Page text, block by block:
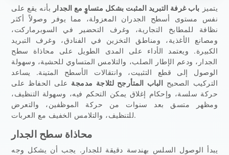
يتميز باب غرفة التبريد المثبت بشكل متساوٍ مع الجدار بأنه يقع على
نفس مستوى أسطح الجدران المعزولة، مما يوفر وصولاً أكثر
نظافة للمطابخ التجارية، وغرف التحضير في السوبرماركت،
ومصانع الأغذية، ومناطق التخزين في الفنادق، وغرف التبريد
الكبيرة. ويعتمد الأداء على المدى الطويل على محاذاة سطح
الجدار، ودعم الإطار الصلب، والتلامس المتساوي للحشية، وسهولة
الوصول إلى قطع التثبيت، وانتقالات الأسطح المتينة. يساعد
التركيب الصحيح الباب المتأرجح لثلاجة مدمجة على الحفاظ على
حركة سلسة، وإحكام إغلاق يمكن التحكم فيه، وسهولة التنظيف،
ومظهر متسق بعد سنوات من حركة الموظفين، والتعرض
للتنظيف، والتلامس الخفيف مع العربات.
محاذاة سطح الجدار
يبدأ الوصول السلس بهندسة دقيقة للجدار. يجب أن يشكل وجه